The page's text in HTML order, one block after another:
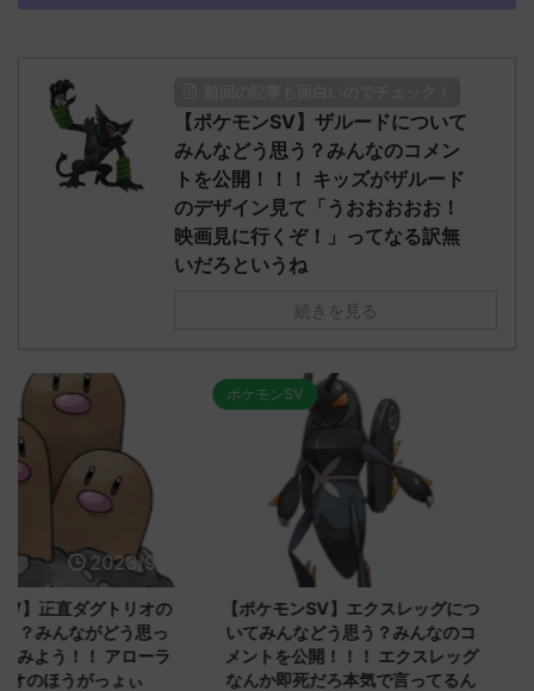
【ポケモンSV】ザルードについて
みんなどう思う？みんなのコメン
トを公開！！！ キッズがザルード
のデザイン見て「うおおおおお！
映画見に行くぞ！」ってなる訳無
いだろというね
続きを見る
2023/9/8
トリオの
どう思っ
アローラ
っょぃ
ポケモンSV
2023/9/8
【ポケモンSV】エクスレッグにつ
いてみんなどう思う？みんなのコ
メントを公開！！！ エクスレッグ
なんか即死だろ本気で言ってるん
【ポケモ
みんなど
メントを
リーはバ